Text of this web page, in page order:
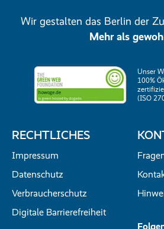
Wir gestalten das Berlin der
Mehr als
Unser
100%
(ISO
RECHTLICHES
Impressum
Datenschutz
Verbraucherschutz
Digitale Barrierefreiheit